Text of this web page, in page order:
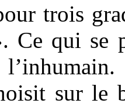
trois
Ce qui se
sur le